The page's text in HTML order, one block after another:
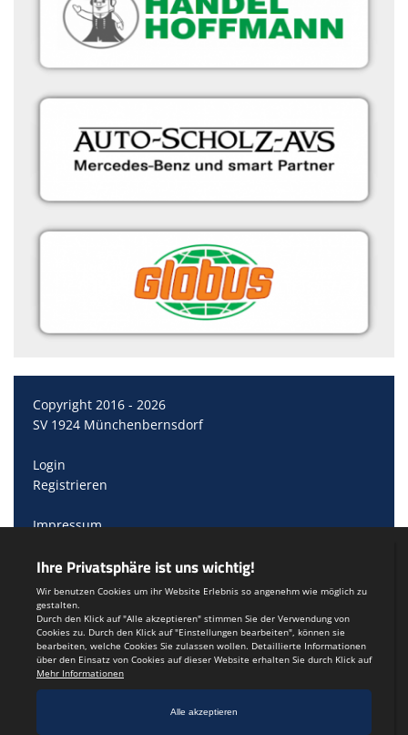
Copyright 2016 - 2026
SV 1924 Münchenbernsdorf
Login
Registrieren
Impressum
Teamsports 2
Dein Sportverein online